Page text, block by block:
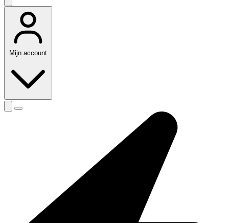
Mijn account